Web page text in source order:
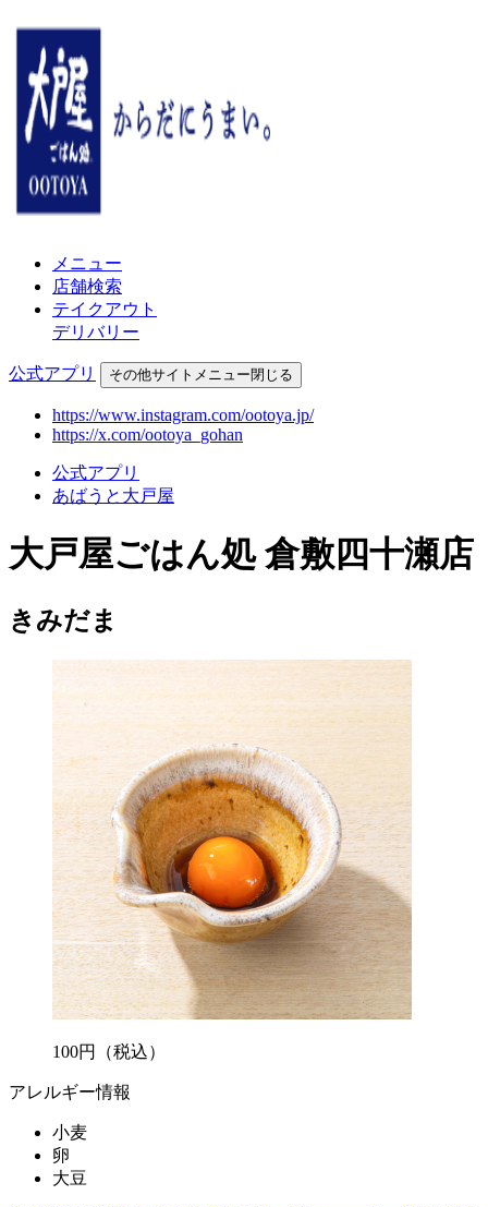
メニュー
店舗検索
テイクアウト
デリバリー
公式アプリ その他サイトメニュー閉じる
https://www.instagram.com/ootoya.jp/
https://x.com/ootoya_gohan
公式アプリ
あばうと大戸屋
大戸屋ごはん処 倉敷四十瀬店
きみだま
100円 （税込）
アレルギー情報
小麦
卵
大豆